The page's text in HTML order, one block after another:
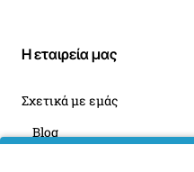
Η εταιρεία μας
Σχετικά με εμάς
Blog